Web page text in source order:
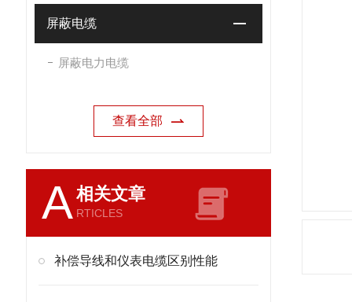
屏蔽电缆
屏蔽电力电缆
查看全部
A相关文章
RTICLES
补偿导线和仪表电缆区别性能